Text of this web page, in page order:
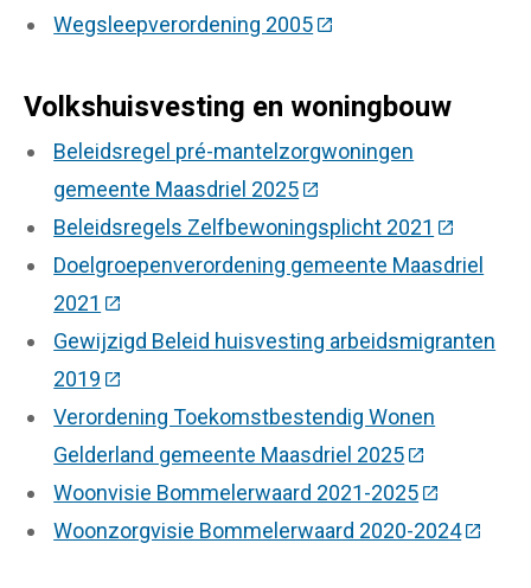
Wegsleepverordening 2005(Deze link gaat naar
Volkshuisvesting en woningbouw
Beleidsregel pré-mantelzorgwoningen
gemeente Maasdriel 2025(Deze link gaat naar
Beleidsregels Zelfbewoningsplicht 2021 (Deze
Doelgroepenverordening gemeente Maasdriel
2021 (Deze link gaat naar een externe website)
Gewijzigd Beleid huisvesting arbeidsmigranten
2019 (Deze link gaat naar een externe website)
Verordening Toekomstbestendig Wonen
Gelderland gemeente Maasdriel 2025(Deze link
Woonvisie Bommelerwaard 2021-2025(Deze link
Woonzorgvisie Bommelerwaard 2020-2024(Deze